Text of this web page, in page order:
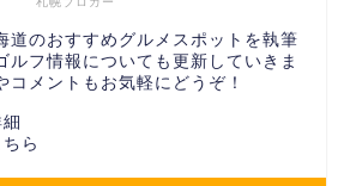
道のおすすめグルメスポットを執筆
ルフ情報についても更新していきま
コメントもお気軽にどうぞ！
ら